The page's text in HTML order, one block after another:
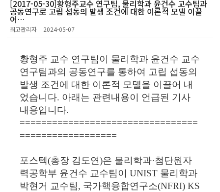
[2017-05-30]황형주교수 연구팀, 물리학과 윤건수 교수팀과
공동연구로 고립 섭동의 발생 조건에 대한 이론적 모델 이끌
어…
최고관리자 2024-05-07
황형주 교수 연구팀이 물리학과 윤건수 교수
연구팀과의 공동연구를 통하여 고립 섭동의
발생 조건에 대한 이론적 모델을 이끌어 내
었습니다. 아래는 관련내용이 언급된 기사
내용입니다.
=================================
==================
포스텍(총장 김도연)은 물리학과·첨단원자
력공학부 윤건수 교수팀이 UNIST 물리학과
박현거 교수팀, 국가핵융합연구소(NFRI) KS